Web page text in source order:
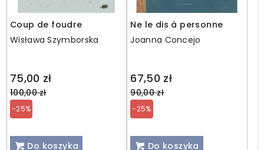
Coup de foudre
Wisława Szymborska
75,00 zł
Regular
price
100,00 zł
-25%
Do koszyka
Ne le dis à personne
Joanna Concejo
67,50 zł
Regular
price
90,00 zł
-25%
Do koszyka